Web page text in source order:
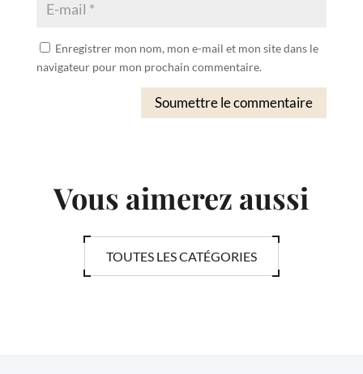
Enregistrer mon nom, mon e-mail et mon site dans le
navigateur pour mon prochain commentaire.
Soumettre le commentaire
Vous aimerez aussi
TOUTES LES CATÉGORIES